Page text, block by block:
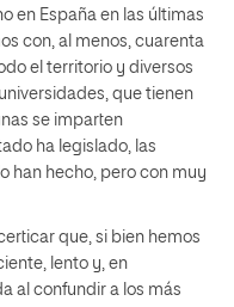
en España en las últimas
con, al menos, cuarenta
el territorio y diversos
que tienen
se imparten
ha legislado, las
han hecho, pero con muy
que, si bien hemos
lento y, en
al confundir a los más